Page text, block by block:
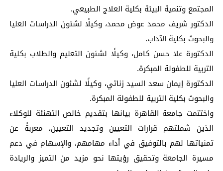
المجتمع وتنمية البيئة بكلية العلاج الطبيعي.
الدكتور شريف محمد عوض محمد، وكيلًا لشئون الدراسات العليا
والبحوث بكلية الآداب.
الدكتورة علا حسن كامل، وكيلًا لشئون التعليم والطلاب بكلية
التربية للطفولة المبكرة.
الدكتورة إيمان سعد السيد زناتي، وكيلًا لشئون الدراسات العليا
والبحوث بكلية التربية للطفولة المبكرة.
واختتمت جامعة القاهرة بيانها بتقديم خالص التهنئة للوكلاء
الذين شملتهم قرارات التعيين وتجديد التعيين، معربةً عن
تمنياتها لهم بالتوفيق في أداء مهامهم، والإسهام في دعم
مسيرة الجامعة وتحقيق رؤيتها نحو مزيد من التميز والريادة